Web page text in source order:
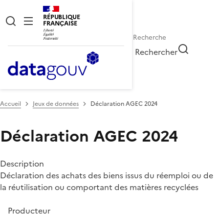
RÉPUBLIQUE
FRANÇAISE
Rechercher
Accueil Jeux de données Déclaration AGEC 2024
Déclaration AGEC 2024
Description
Déclaration des achats des biens issus du réemploi ou de
la réutilisation ou comportant des matières recyclées
Producteur